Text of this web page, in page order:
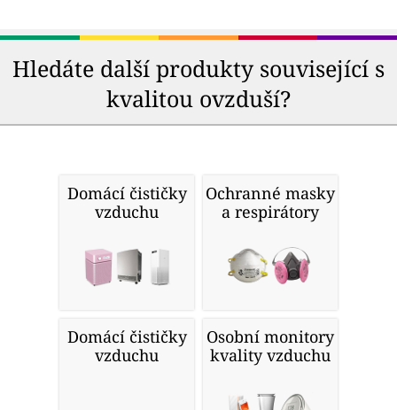
Hledáte další produkty související s
kvalitou ovzduší?
Domácí čističky
vzduchu
Ochranné masky
a respirátory
Domácí čističky
vzduchu
Osobní monitory
kvality vzduchu